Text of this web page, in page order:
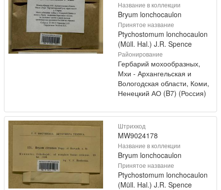
Название в коллекции
Bryum lonchocaulon
Принятое название
Ptychostomum lonchocaulon
(Müll. Hal.) J.R. Spence
Районирование
Гербарий мохообразных,
Мхи - Архангельская и
Вологодская области, Коми,
Ненецкий АО (B7) (Россия)
Штрихкод
MW9024178
Название в коллекции
Bryum lonchocaulon
Принятое название
Ptychostomum lonchocaulon
(Müll. Hal.) J.R. Spence